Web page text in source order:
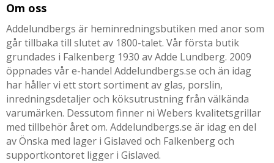
Om oss
Addelundbergs är heminredningsbutiken med anor som
går tillbaka till slutet av 1800-talet. Vår första butik
grundades i Falkenberg 1930 av Adde Lundberg. 2009
öppnades vår e-handel Addelundbergs.se och än idag
har håller vi ett stort sortiment av glas, porslin,
inredningsdetaljer och köksutrustning från välkända
varumärken. Dessutom finner ni Webers kvalitetsgrillar
med tillbehör året om. Addelundbergs.se är idag en del
av Önska med lager i Gislaved och Falkenberg och
supportkontoret ligger i Gislaved.